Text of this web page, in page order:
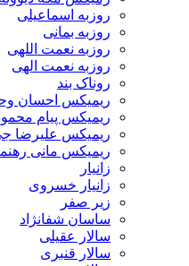
روزبه اسماعیلی
روزبه بمانی
روزبه نعمت اللهی
روزبه نعمت الهی
روناک بند
ریمیکس احسان
ریمیکس پیام
ریمیکس علیرضا
ریمیکس مانی
زانیار
زانیار خسروی
زیر صفر
ساسان شفانژاد
سالار عقیلی
سالار قنبری